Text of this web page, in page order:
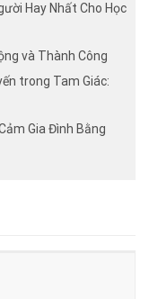
Hay Nhất Cho Học
và Thành Công
trong Tam Giác:
Gia Đình Bằng